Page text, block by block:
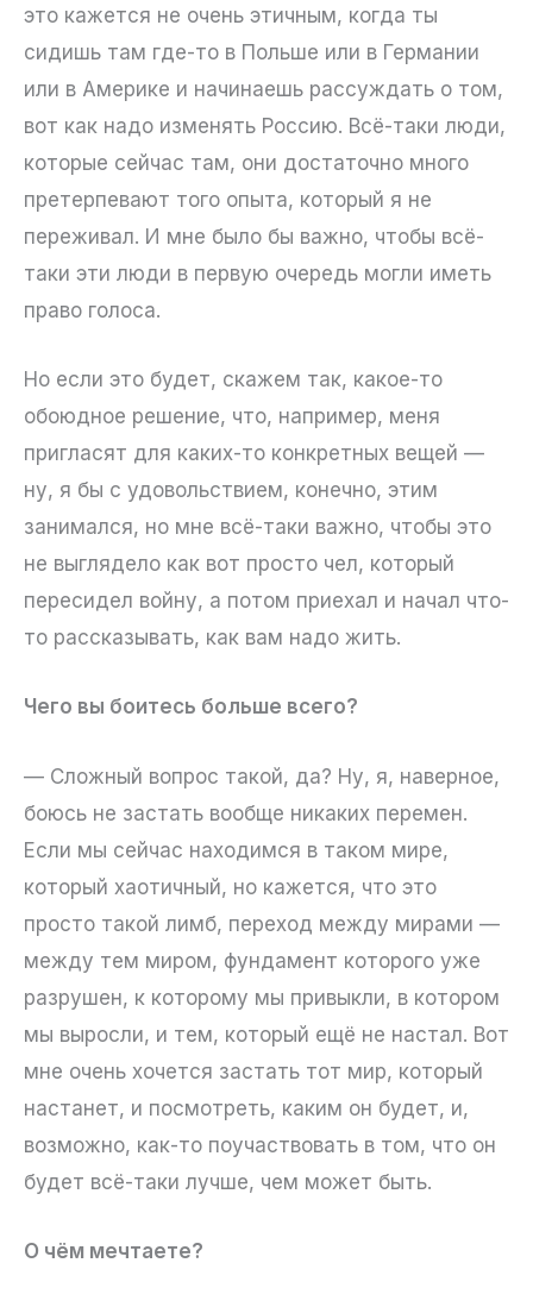
это кажется не очень этичным, когда ты
сидишь там где-то в Польше или в Германии
или в Америке и начинаешь рассуждать о том,
вот как надо изменять Россию. Всё-таки люди,
которые сейчас там, они достаточно много
претерпевают того опыта, который я не
переживал. И мне было бы важно, чтобы всё-
таки эти люди в первую очередь могли иметь
право голоса.
Но если это будет, скажем так, какое-то
обоюдное решение, что, например, меня
пригласят для каких-то конкретных вещей —
ну, я бы с удовольствием, конечно, этим
занимался, но мне всё-таки важно, чтобы это
не выглядело как вот просто чел, который
пересидел войну, а потом приехал и начал что-
то рассказывать, как вам надо жить.
Чего вы боитесь больше всего?
— Сложный вопрос такой, да? Ну, я, наверное,
боюсь не застать вообще никаких перемен.
Если мы сейчас находимся в таком мире,
который хаотичный, но кажется, что это
просто такой лимб, переход между мирами —
между тем миром, фундамент которого уже
разрушен, к которому мы привыкли, в котором
мы выросли, и тем, который ещё не настал. Вот
мне очень хочется застать тот мир, который
настанет, и посмотреть, каким он будет, и,
возможно, как-то поучаствовать в том, что он
будет всё-таки лучше, чем может быть.
О чём мечтаете?